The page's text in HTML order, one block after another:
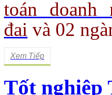
toán doanh
đai và 02
Xem Tiếp
Tốt nghiệp